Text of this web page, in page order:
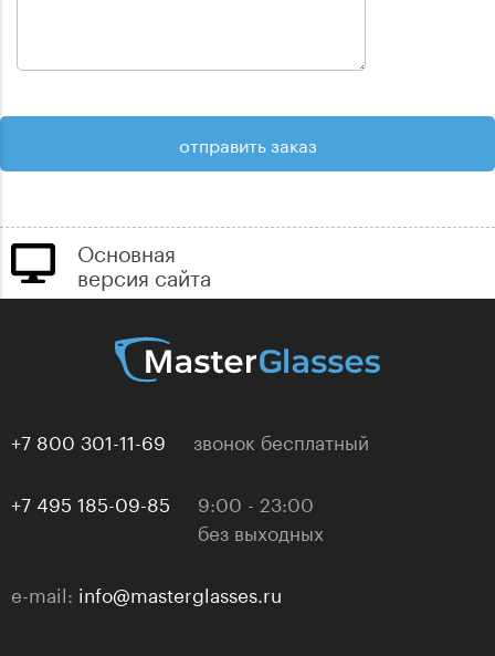
Основная
версия сайта
+7 800 301-11-69 звонок бесплатный
+7 495 185-09-85
9:00 - 23:00
без выходных
e-mail: info@masterglasses.ru